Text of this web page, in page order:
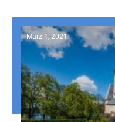
März 1, 2021